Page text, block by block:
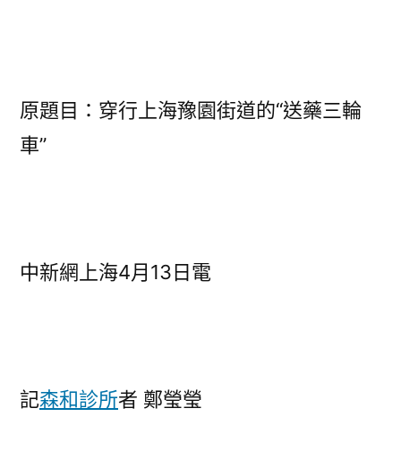
診
原題目：穿行上海豫園街道的“送藥三輪
車”
中新網上海4月13日電
記森和診所者 鄭瑩瑩